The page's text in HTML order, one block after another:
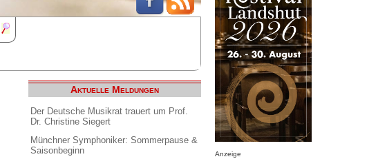
Aktuelle Meldungen
Der Deutsche Musikrat trauert um Prof.
Dr. Christine Siegert
Münchner Symphoniker: Sommerpause &
Saisonbeginn
Anzeige